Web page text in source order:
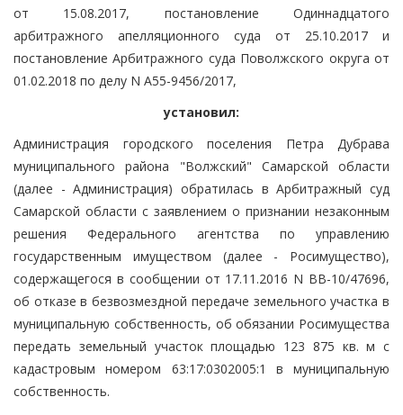
от 15.08.2017, постановление Одиннадцатого
арбитражного апелляционного суда от 25.10.2017 и
постановление Арбитражного суда Поволжского округа от
01.02.2018 по делу N А55-9456/2017,
установил:
Администрация городского поселения Петра Дубрава
муниципального района "Волжский" Самарской области
(далее - Администрация) обратилась в Арбитражный суд
Самарской области с заявлением о признании незаконным
решения Федерального агентства по управлению
государственным имуществом (далее - Росимущество),
содержащегося в сообщении от 17.11.2016 N ВВ-10/47696,
об отказе в безвозмездной передаче земельного участка в
муниципальную собственность, об обязании Росимущества
передать земельный участок площадью 123 875 кв. м с
кадастровым номером 63:17:0302005:1 в муниципальную
собственность.